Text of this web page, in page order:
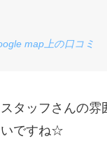
map上の口コミ
タッフさんの雰
いですね☆